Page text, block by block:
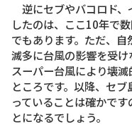
逆にセブやバコロド
したのは、ここ10年で
でもあります。ただ、
滅多に台風の影響を受
スーパー台風により壊
ところです。以降、セ
っていることは確かで
とになるでしょう。